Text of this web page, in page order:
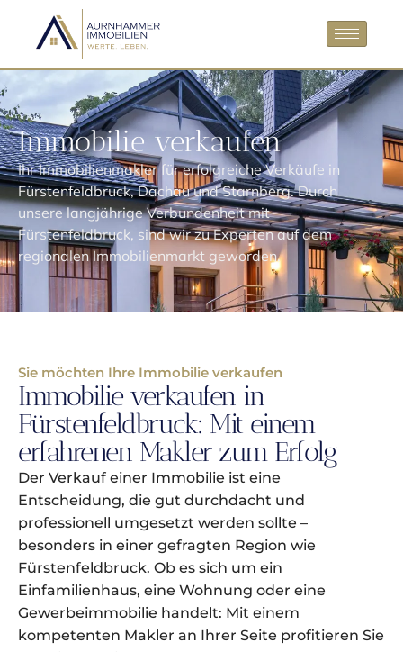
Immobilie verkaufen
Ihr Immobilienmakler für erfolgreiche Verkäufe in
Fürstenfeldbruck, Dachau und Starnberg. Durch
unsere langjährige Verbundenheit mit
Fürstenfeldbruck, sind wir zu Experten auf dem
regionalen Immobilienmarkt geworden.
Sie möchten Ihre Immobilie verkaufen
Immobilie verkaufen in
Fürstenfeldbruck: Mit einem
erfahrenen Makler zum Erfolg
Der Verkauf einer Immobilie ist eine
Entscheidung, die gut durchdacht und
professionell umgesetzt werden sollte –
besonders in einer gefragten Region wie
Fürstenfeldbruck. Ob es sich um ein
Einfamilienhaus, eine Wohnung oder eine
Gewerbeimmobilie handelt: Mit einem
kompetenten Makler an Ihrer Seite profitieren Sie